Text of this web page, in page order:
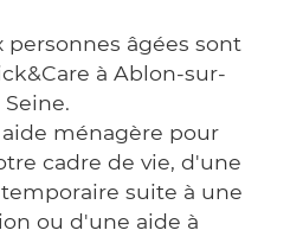
personnes âgées sont
à Ablon-sur-
Seine.
ménagère pour
cadre de vie, d'une
suite à une
ou d'une aide à